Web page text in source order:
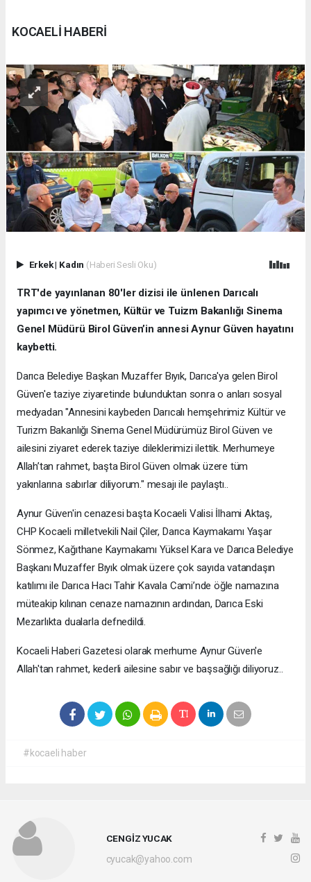
KOCAELİ HABERİ
Erkek| Kadın (Haberi Sesli Oku)
TRT'de yayınlanan 80'ler dizisi ile ünlenen Darıcalı
yapımcı ve yönetmen, Kültür ve Tuizm Bakanlığı Sinema
Genel Müdürü Birol Güven’in annesi Aynur Güven hayatını
kaybetti.
Darıca Belediye Başkan Muzaffer Bıyık, Darıca'ya gelen Birol
Güven'e taziye ziyaretinde bulunduktan sonra o anları sosyal
medyadan "Annesini kaybeden Darıcalı hemşehrimiz Kültür ve
Turizm Bakanlığı Sinema Genel Müdürümüz Birol Güven ve
ailesini ziyaret ederek taziye dileklerimizi ilettik. Merhumeye
Allah’tan rahmet, başta Birol Güven olmak üzere tüm
yakınlarına sabırlar diliyorum." mesajı ile paylaştı..
Aynur Güven'in cenazesi başta Kocaeli Valisi İlhami Aktaş,
CHP Kocaeli milletvekili Nail Çiler, Darıca Kaymakamı Yaşar
Sönmez, Kağıthane Kaymakamı Yüksel Kara ve Darıca Belediye
Başkanı Muzaffer Bıyık olmak üzere çok sayıda vatandaşın
katılımı ile Darıca Hacı Tahir Kavala Cami’nde öğle namazına
müteakip kılınan cenaze namazının ardından, Darıca Eski
Mezarlıkta dualarla defnedildi.
Kocaeli Haberi Gazetesi olarak merhume Aynur Güven'e
Allah'tan rahmet, kederli ailesine sabır ve başsağlığı diliyoruz..
#kocaeli haber
CENGİZ YUCAK
cyucak@yahoo.com